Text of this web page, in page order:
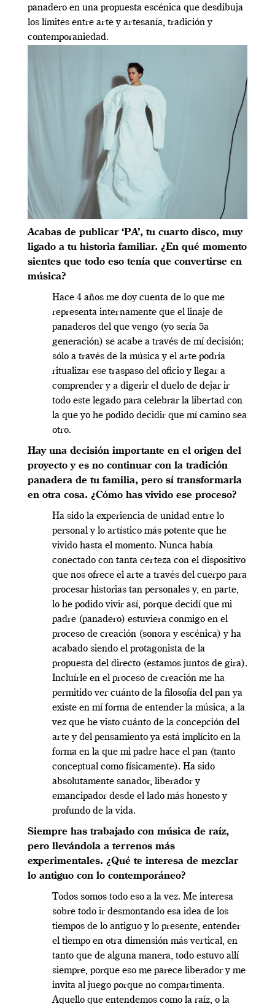
panadero en una propuesta escénica que desdibuja
los límites entre arte y artesanía, tradición y
contemporaniedad.
Acabas de publicar ‘PA’, tu cuarto disco, muy
ligado a tu historia familiar. ¿En qué momento
sientes que todo eso tenía que convertirse en
música?
Hace 4 años me doy cuenta de lo que me
representa internamente que el linaje de
panaderos del que vengo (yo sería 5a
generación) se acabe a través de mí decisión;
sólo a través de la música y el arte podría
ritualizar ese traspaso del oficio y llegar a
comprender y a digerir el duelo de dejar ir
todo este legado para celebrar la libertad con
la que yo he podido decidir que mí camino sea
otro.
Hay una decisión importante en el origen del
proyecto y es no continuar con la tradición
panadera de tu familia, pero sí transformarla
en otra cosa. ¿Cómo has vivido ese proceso?
Ha sido la experiencia de unidad entre lo
personal y lo artístico más potente que he
vivido hasta el momento. Nunca había
conectado con tanta certeza con el dispositivo
que nos ofrece el arte a través del cuerpo para
procesar historias tan personales y, en parte,
lo he podido vivir así, porque decidí que mi
padre (panadero) estuviera conmigo en el
proceso de creación (sonora y escénica) y ha
acabado siendo el protagonista de la
propuesta del directo (estamos juntos de gira).
Incluírle en el proceso de creación me ha
permitido ver cuánto de la filosofía del pan ya
existe en mí forma de entender la música, a la
vez que he visto cuánto de la concepción del
arte y del pensamiento ya está implícito en la
forma en la que mi padre hace el pan (tanto
conceptual como físicamente). Ha sido
absolutamente sanador, liberador y
emancipador desde el lado más honesto y
profundo de la vida.
Siempre has trabajado con música de raíz,
pero llevándola a terrenos más
experimentales. ¿Qué te interesa de mezclar
lo antiguo con lo contemporáneo?
Todos somos todo eso a la vez. Me interesa
sobre todo ir desmontando esa idea de los
tiempos de lo antiguo y lo presente, entender
el tiempo en otra dimensión más vertical, en
tanto que de alguna manera, todo estuvo allí
siempre, porque eso me parece liberador y me
invita al juego porque no compartimenta.
Aquello que entendemos como la raíz, o la